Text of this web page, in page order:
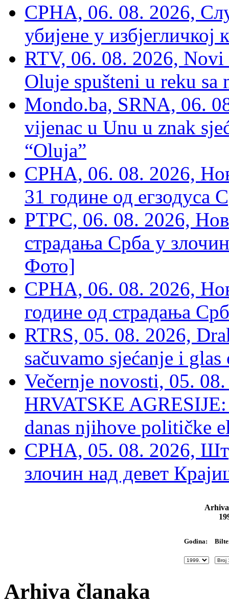
СРНА, 06. 08. 2026,
убијене у избјегличкој
RTV, 06. 08. 2026, Novi
Oluje spušteni u reku sa
Mondo.ba, SRNA, 06.
vijenac u Unu u znak
“Oluja”
СРНА, 06. 08. 2026,
31 године од егзодуса
РТРС, 06. 08. 2026,
страдања Срба у
Фото]
СРНА, 06. 08. 2026,
године од страдања
RTRS, 05. 08. 2026,
sačuvamo sjećanje i
Večernje novosti, 05.
HRVATSKE
danas njihove političke
СРНА, 05. 08. 2026,
злочин над девет
Godina:
Arhiva članaka